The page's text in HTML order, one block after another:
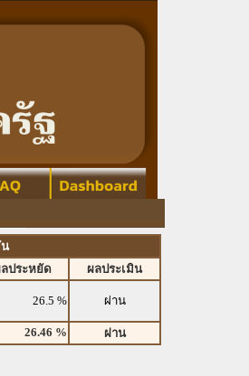
ประหยัด
ผลประเมิน
26.5 % ผ่าน
26.46 % ผ่าน